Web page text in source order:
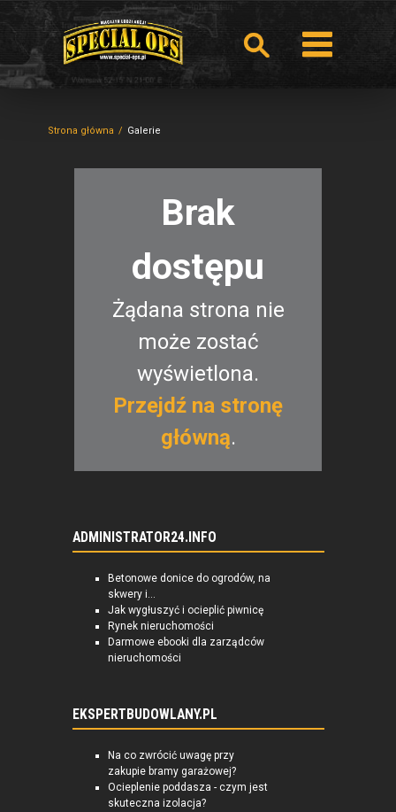
Strona główna Galerie
Brak
dostępu
Żądana strona nie
może zostać
wyświetlona.
Przejdź na stronę
główną.
ADMINISTRATOR24.INFO
Betonowe donice do ogrodów, na
skwery i...
Jak wygłuszyć i ocieplić piwnicę
Rynek nieruchomości
Darmowe ebooki dla zarządców
nieruchomości
EKSPERTBUDOWLANY.PL
Na co zwrócić uwagę przy
zakupie bramy garażowej?
Ocieplenie poddasza - czym jest
skuteczna izolacja?